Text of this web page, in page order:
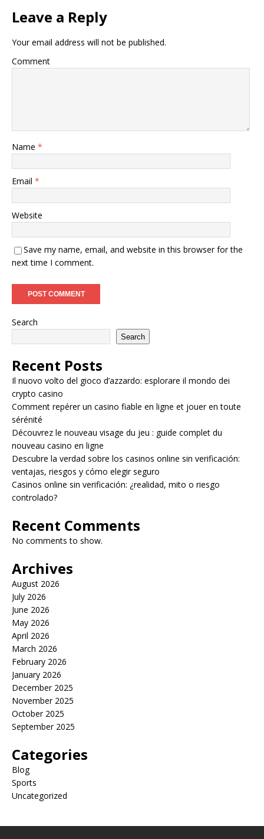
Leave a Reply
Your email address will not be published.
Comment
Name *
Email *
Website
Save my name, email, and website in this browser for the
next time I comment.
Search
Search
Recent Posts
Il nuovo volto del gioco d’azzardo: esplorare il mondo dei
crypto casino
Comment repérer un casino fiable en ligne et jouer en toute
sérénité
Découvrez le nouveau visage du jeu : guide complet du
nouveau casino en ligne
Descubre la verdad sobre los casinos online sin verificación:
ventajas, riesgos y cómo elegir seguro
Casinos online sin verificación: ¿realidad, mito o riesgo
controlado?
Recent Comments
No comments to show.
Archives
August 2026
July 2026
June 2026
May 2026
April 2026
March 2026
February 2026
January 2026
December 2025
November 2025
October 2025
September 2025
Categories
Blog
Sports
Uncategorized